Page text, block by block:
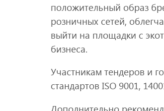
положительный образ
розничных сетей,
выйти на площадки с
бизнеса.
Участникам тендеров и
стандартов ISO 9001,